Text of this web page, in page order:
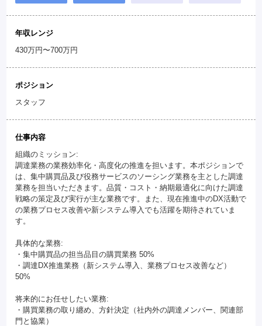
年収レンジ
430万円〜700万円
ポジション
スタッフ
仕事内容
組織のミッション:
調達業務の業務効率化・高度化の推進を担います。本ポジションで
は、集中購買品及び役務サービスのソーシング業務を主とした調達
業務を担当いただきます。品質・コスト・納期最適化に向けた調達
戦略の策定及び実行が主な業務です。また、現在推進中のDX活動で
の業務プロセス改善や新システム導入でも活躍を期待されていま
す。
具体的な業務:
・集中購買品の担当品目の購買業務 50%
・調達DX推進業務（新システム導入、業務プロセス改善など）
50%
将来的にお任せしたい業務:
・購買業務の取り纏め、方針決定（社内外の調達メンバー、関連部
門と協業）